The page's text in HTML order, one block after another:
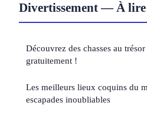
Divertissement — À lire
Découvrez des chasses au
gratuitement !
Les meilleurs lieux coquins du
escapades inoubliables